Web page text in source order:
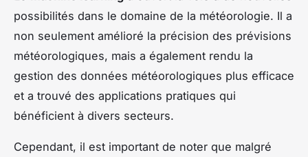
possibilités dans le domaine de la météorologie. Il a
non seulement amélioré la précision des prévisions
météorologiques, mais a également rendu la
gestion des données météorologiques plus efficace
et a trouvé des applications pratiques qui
bénéficient à divers secteurs.
Cependant, il est important de noter que malgré